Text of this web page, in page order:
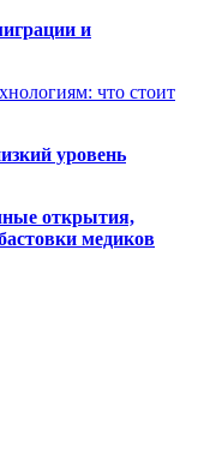
и
что стоит
уровень
открытия,
медиков